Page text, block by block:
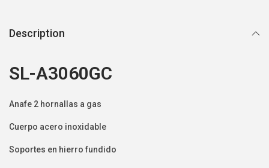
Description
SL-A3060GC
Anafe 2 hornallas a gas
Cuerpo acero inoxidable
Soportes en hierro fundido